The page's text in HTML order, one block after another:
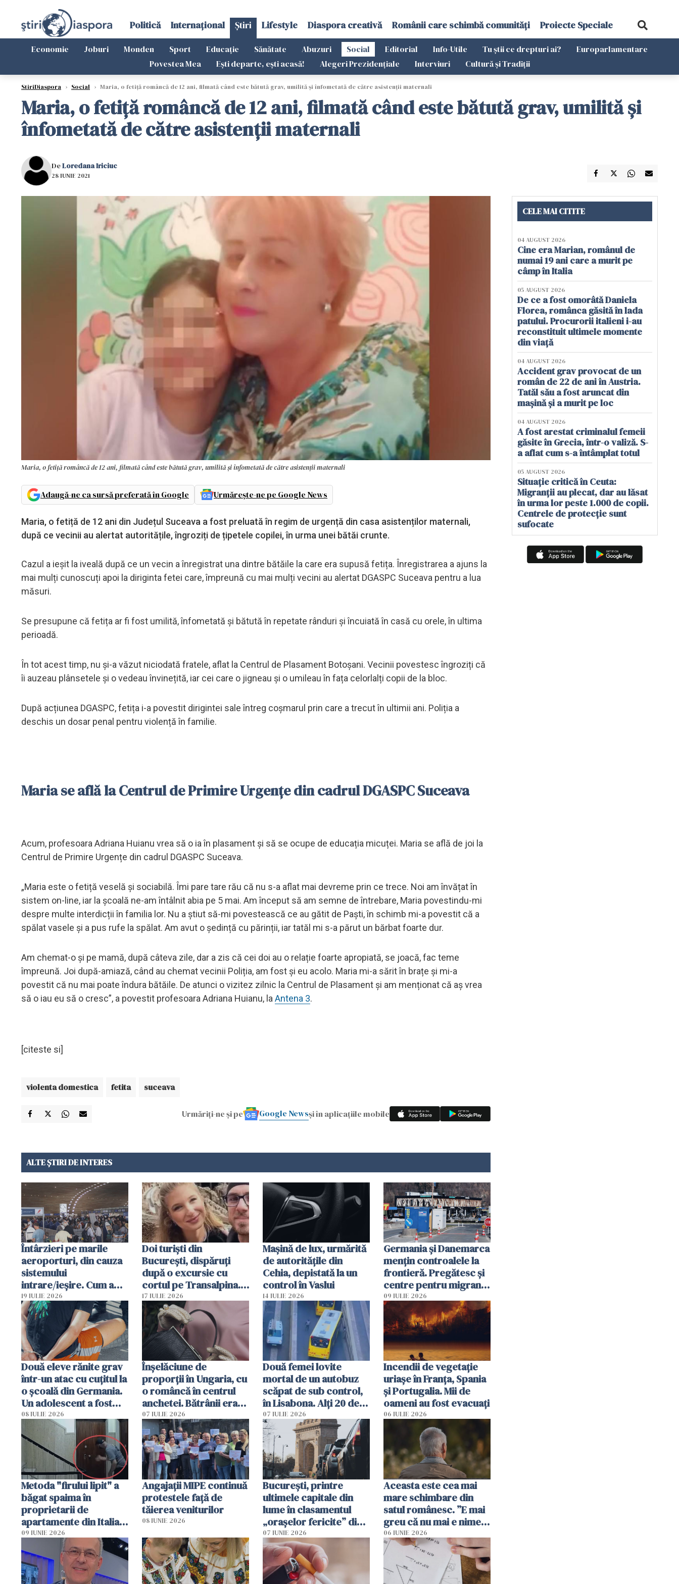
Politică Internațional Știri Lifestyle Diaspora creativă Românii care schimbă comunități Proiecte Speciale
Economie Joburi Monden Sport Educație Sănătate Abuzuri Social Editorial Info-Utile Tu știi ce drepturi ai?
Europarlamentare
Povestea Mea
Ești departe, ești acasă! Alegeri Prezidențiale Interviuri Cultură și Tradiții
StiriDiaspora › Social › Maria, o fetiță româncă de 12 ani, filmată când este bătută grav, umilită și înfometată de către asistenții maternali
Maria, o fetiță româncă de 12 ani, filmată când este bătută grav, umilită și
înfometată de către asistenții maternali
DeLoredana Iriciuc
28 IUNIE 2021
Maria, o fetiță româncă de 12 ani, filmată când este bătută grav, umilită și înfometată de către asistenții maternali
Adaugă-ne ca sursă preferată în Google Urmărește-ne pe Google News
Maria, o fetiță de 12 ani din Județul Suceava a fost preluată în regim de urgență din casa asistenților maternali,
după ce vecinii au alertat autoritățile, îngroziți de țipetele copilei, în urma unei bătăi crunte.
Cazul a ieșit la iveală după ce un vecin a înregistrat una dintre bătăile la care era supusă fetița. Înregistrarea a ajuns la
mai mulți cunoscuți apoi la diriginta fetei care, împreună cu mai mulți vecini au alertat DGASPC Suceava pentru a lua
măsuri.
Se presupune că fetița ar fi fost umilită, înfometată și bătută în repetate rânduri și încuiată în casă cu orele, în ultima
perioadă.
În tot acest timp, nu și-a văzut niciodată fratele, aflat la Centrul de Plasament Botoșani. Vecinii povestesc îngroziți că
îi auzeau plânsetele și o vedeau învinețită, iar cei care o jigneau și o umileau în fața celorlalți copii de la bloc.
După acțiunea DGASPC, fetița i-a povestit dirigintei sale întreg coșmarul prin care a trecut în ultimii ani. Poliția a
deschis un dosar penal pentru violență în familie.
Maria se află la Centrul de Primire Urgențe din cadrul DGASPC Suceava
Acum, profesoara Adriana Huianu vrea să o ia în plasament și să se ocupe de educația micuței. Maria se află de joi la
Centrul de Primire Urgențe din cadrul DGASPC Suceava.
„Maria este o fetiță veselă și sociabilă. Îmi pare tare rău că nu s-a aflat mai devreme prin ce trece. Noi am învățat în
sistem on-line, iar la școală ne-am întâlnit abia pe 5 mai. Am început să am semne de întrebare, Maria povestindu-mi
despre multe interdicții în familia lor. Nu a știut să-mi povestească ce au gătit de Paști, în schimb mi-a povestit că a
spălat vasele și a pus rufe la spălat. Am avut o ședință cu părinții, iar tatăl mi s-a părut un bărbat foarte dur.
Am chemat-o și pe mamă, după câteva zile, dar a zis că cei doi au o relație foarte apropiată, se joacă, fac teme
împreună. Joi după-amiază, când au chemat vecinii Poliția, am fost și eu acolo. Maria mi-a sărit în brațe și mi-a
povestit că nu mai poate îndura bătăile. De atunci o vizitez zilnic la Centrul de Plasament și am menționat că aș vrea
să o iau eu să o cresc”, a povestit profesoara Adriana Huianu, la Antena 3.
[citeste si]
violenta domestica fetita suceava
Urmăriți-ne și pe Google Newsși în aplicațiile mobile
ALTE ȘTIRI DE INTERES
Întârzieri pe marile
aeroporturi, din cauza
sistemului
intrare/ieșire. Cum a
ajuns o femeie să fie
arestată în Cluj-Napoca
19 IULIE 2026
Doi turiști din
București, dispăruți
după o excursie cu
cortul pe Transalpina.
Poliția și familia îi caută
17 IULIE 2026
Mașină de lux, urmărită
de autoritățile din
Cehia, depistată la un
control în Vaslui
14 IULIE 2026
Germania și Danemarca
mențin controalele la
frontieră. Pregătesc și
centre pentru migranții
respinși din UE
09 IULIE 2026
Două eleve rănite grav
într-un atac cu cuțitul la
o școală din Germania.
Un adolescent a fost
arestat
08 IULIE 2026
Înșelăciune de
proporții în Ungaria, cu
o româncă în centrul
anchetei. Bătrânii erau
puși să lase la poartă
genți cu aur și bani
07 IULIE 2026
Două femei lovite
mortal de un autobuz
scăpat de sub control,
în Lisabona. Alți 20 de
oameni sunt răniți
07 IULIE 2026
Incendii de vegetație
uriașe în Franța, Spania
și Portugalia. Mii de
oameni au fost evacuați
06 IULIE 2026
Metoda "firului lipit" a
băgat spaima în
proprietarii de
apartamente din Italia.
Poliția, sesizată
09 IUNIE 2026
Angajaţii MIPE continuă
protestele faţă de
tăierea veniturilor
08 IUNIE 2026
București, printre
ultimele capitale din
lume în clasamentul
„orașelor fericite” din
2026
07 IUNIE 2026
Aceasta este cea mai
mare schimbare din
satul românesc. ”E mai
greu că nu mai e nimeni
pe-aici, prin jur”
06 IUNIE 2026
CELE MAI CITITE
04 AUGUST 2026
Cine era Marian, românul de
numai 19 ani care a murit pe
câmp în Italia
05 AUGUST 2026
De ce a fost omorâtă Daniela
Florea, românca găsită în lada
patului. Procurorii italieni i-au
reconstituit ultimele momente
din viață
04 AUGUST 2026
Accident grav provocat de un
român de 22 de ani în Austria.
Tatăl său a fost aruncat din
mașină și a murit pe loc
04 AUGUST 2026
A fost arestat criminalul femeii
găsite în Grecia, într-o valiză. S-
a aflat cum s-a întâmplat totul
05 AUGUST 2026
Situație critică în Ceuta:
Migranții au plecat, dar au lăsat
în urma lor peste 1.000 de copii.
Centrele de protecție sunt
sufocate